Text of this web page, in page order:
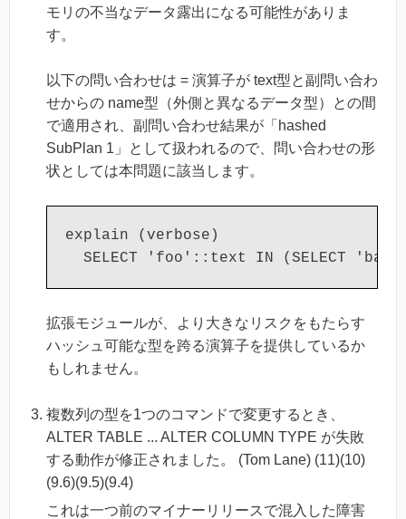
モリの不当なデータ露出になる可能性がありま
す。
以下の問い合わせは = 演算子が text型と副問い合わ
せからの name型（外側と異なるデータ型）との間
で適用され、副問い合わせ結果が「hashed
SubPlan 1」として扱われるので、問い合わせの形
状としては本問題に該当します。
explain (verbose)
拡張モジュールが、より大きなリスクをもたらす
ハッシュ可能な型を跨る演算子を提供しているか
もしれません。
複数列の型を1つのコマンドで変更するとき、
ALTER TABLE ... ALTER COLUMN TYPE が失敗
する動作が修正されました。 (Tom Lane) (11)(10)
(9.6)(9.5)(9.4)
これは一つ前のマイナーリリースで混入した障害